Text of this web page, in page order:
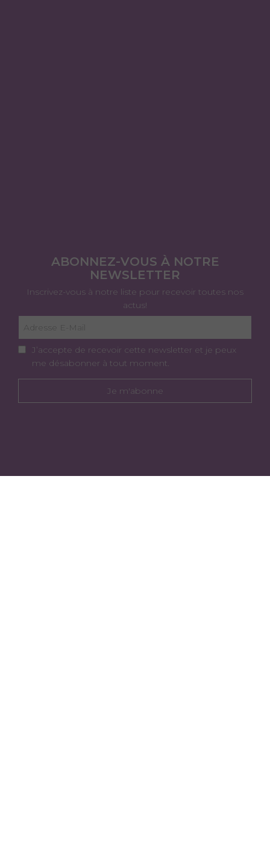
ABONNEZ-VOUS À NOTRE
NEWSLETTER
Inscrivez-vous à notre liste pour recevoir toutes nos
actus!
J’accepte de recevoir cette newsletter et je peux
me désabonner à tout moment.
Je m'abonne